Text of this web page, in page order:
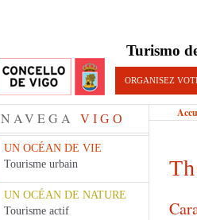
Turismo
ORGANISEZ
NAVEGA VIGO
UN OCÉAN DE VIE
Tourisme urbain
UN OCÉAN DE NATURE
Tourisme actif